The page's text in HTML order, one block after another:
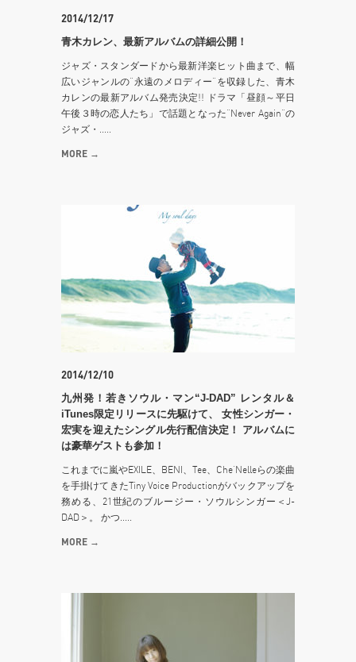
2014/12/17
青木カレン、最新アルバムの詳細公開！
ジャズ・スタンダードから最新洋楽ヒット曲まで、幅
広いジャンルの“永遠のメロディー”を収録した、青木
カレンの最新アルバム発売決定!! ドラマ「昼顔～平日
午後３時の恋人たち」で話題となった“Never Again”の
ジャズ・.....
MORE →
2014/12/10
九州発！若きソウル・マン“J-DAD” レンタル＆
iTunes限定リリースに先駆けて、 女性シンガー・
宏実を迎えたシングル先行配信決定！ アルバムに
は豪華ゲストも参加！
これまでに嵐やEXILE、BENI、Tee、Che’Nelleらの楽曲
を手掛けてきたTiny Voice Productionがバックアップを
務める、21世紀のブルージー・ソウルシンガー＜J-
DAD＞。 かつ.....
MORE →